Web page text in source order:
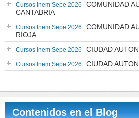
Cursos Inem Sepe 2026
COMUNIDAD
CANTABRIA
Cursos Inem Sepe 2026
COMUNIDAD
RIOJA
Cursos Inem Sepe 2026 CIUDAD
Cursos Inem Sepe 2026 CIUDAD
Contenidos en el Blog